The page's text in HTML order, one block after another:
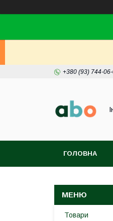
+380 (93) 744-
ГОЛОВНА
Товари